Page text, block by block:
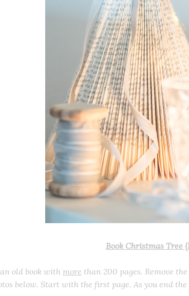
Book Christmas Tree
old book with more than 200 pages. Remove
below. Start with the first page. As you end